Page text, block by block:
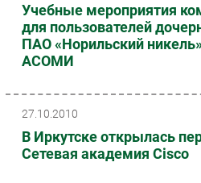
Учебные мероприятия
для пользователей
ПАО «Норильский
АСОМИ
27.10.2010
В Иркутске открылась
Сетевая академия Cisco